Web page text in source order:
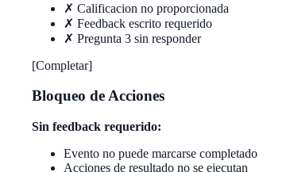
✗ Calificacion no proporcionada
✗ Feedback escrito requerido
✗ Pregunta 3 sin responder
[Completar]
Bloqueo de Acciones
Sin feedback requerido:
Evento no puede marcarse completado
Acciones de resultado no se ejecutan